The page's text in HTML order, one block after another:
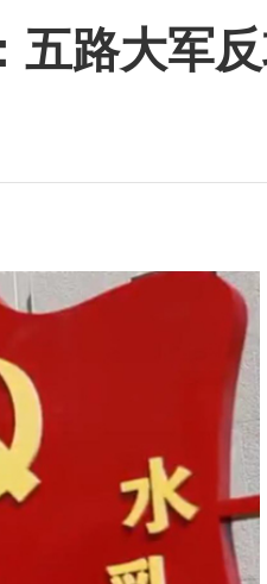
五路大军